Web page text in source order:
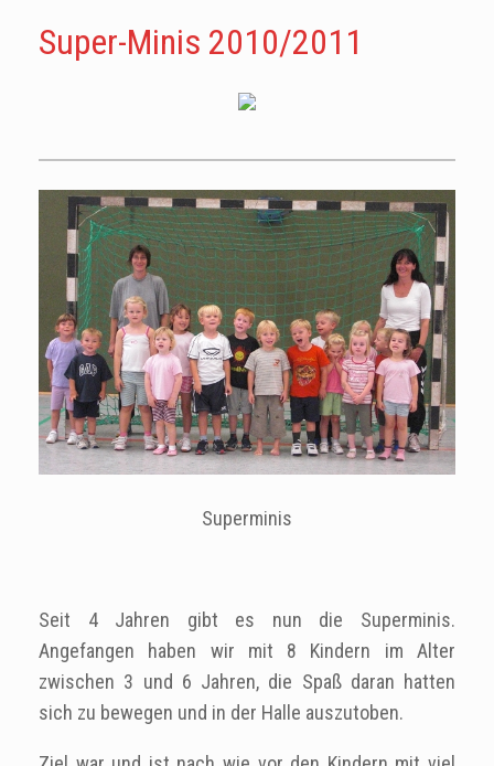
Super-Minis 2010/2011
Superminis
Seit 4 Jahren gibt es nun die Superminis.
Angefangen haben wir mit 8 Kindern im Alter
zwischen 3 und 6 Jahren, die Spaß daran hatten
sich zu bewegen und in der Halle auszutoben.